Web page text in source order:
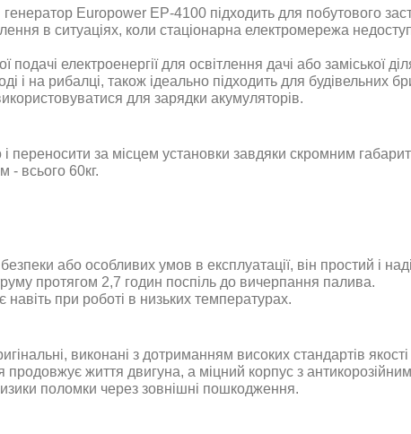
Europower EP-4100 підходить для побутового
в ситуаціях, коли стаціонарна електромережа
подачі електроенергії для освітлення дачі або заміської
і на рибалці, також ідеально підходить для будівельних
для зарядки акумуляторів.
переносити за місцем установки завдяки скромним
- всього60кг.
або особливих умов в експлуатації, він простий і
протягом 2,7 годин поспіль до вичерпання палива.
при роботі в низьких температурах.
виконані з дотриманням високих стандартів
життя двигуна, а міцний корпус з антикорозійним
поломки через зовнішні пошкодження.